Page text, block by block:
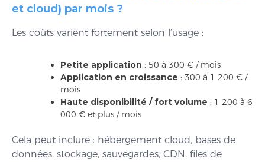
et cloud) par mois ?
Les coûts varient fortement selon l’usage :
Petite application : 50 à 300 € / mois
Application en croissance : 300 à 1 200 € /
mois
Haute disponibilité / fort volume : 1 200 à 6
000 € et plus / mois
Cela peut inclure : hébergement cloud, bases de
données, stockage, sauvegardes, CDN, files de